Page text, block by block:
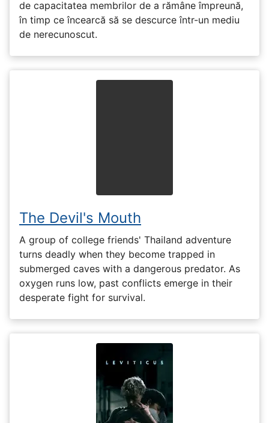
de capacitatea membrilor de a rămâne împreună,
în timp ce încearcă să se descurce într-un mediu
de nerecunoscut.
The Devil's Mouth
A group of college friends' Thailand adventure
turns deadly when they become trapped in
submerged caves with a dangerous predator. As
oxygen runs low, past conflicts emerge in their
desperate fight for survival.